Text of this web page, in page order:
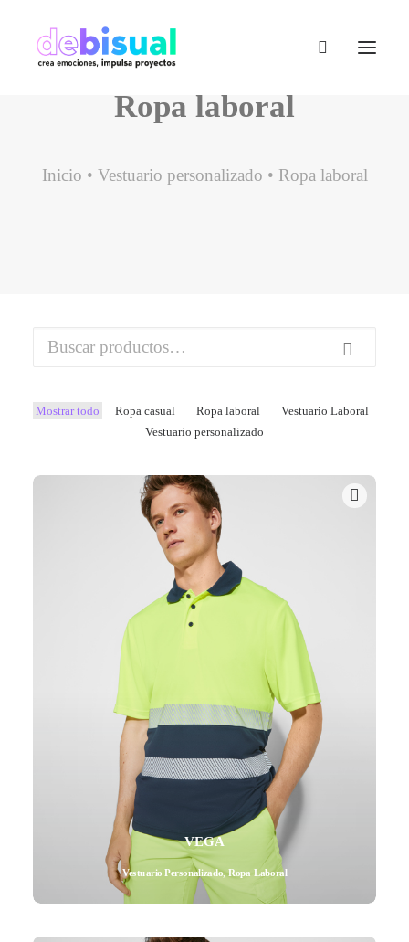
Mail - impulsa@debisual.com
Teléfono - 931 97 40 60
WhatsApp - 634 777 310
Ropa laboral
Inicio Vestuario personalizado Ropa laboral
Buscar
Mostrar todo Ropa casual Ropa laboral
Vestuario Laboral
Vestuario personalizado
VEGA
Vestuario Personalizado, Ropa Laboral